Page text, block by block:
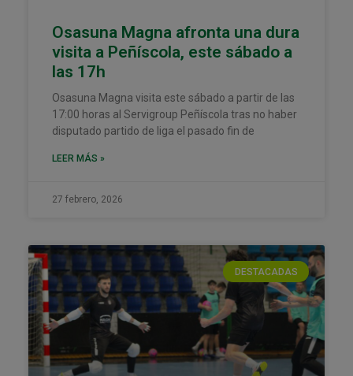
Osasuna Magna afronta una dura
visita a Peñíscola, este sábado a
las 17h
Osasuna Magna visita este sábado a partir de las
17:00 horas al Servigroup Peñíscola tras no haber
disputado partido de liga el pasado fin de
LEER MÁS »
27 febrero, 2026
DESTACADAS